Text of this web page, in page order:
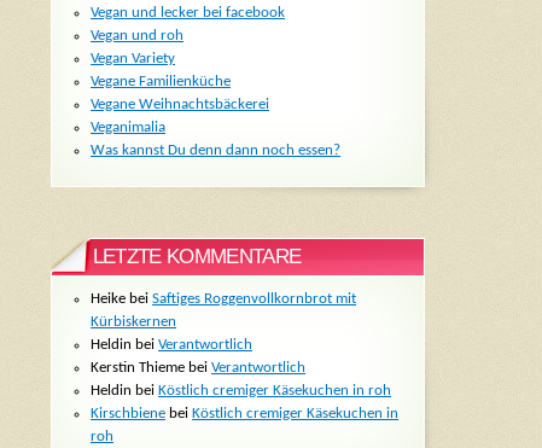
Vegan und lecker bei facebook
Vegan und roh
Vegan Variety
Vegane Familienküche
Vegane Weihnachtsbäckerei
Veganimalia
Was kannst Du denn dann noch essen?
LETZTE KOMMENTARE
Heike beiSaftiges Roggenvollkornbrot mit
Kürbiskernen
Heldin beiVerantwortlich
Kerstin Thieme beiVerantwortlich
Heldin beiKöstlich cremiger Käsekuchen in roh
Kirschbiene beiKöstlich cremiger Käsekuchen in
roh